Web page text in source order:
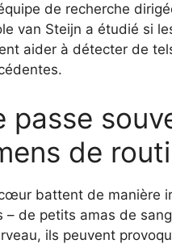
de recherche
van Steijn a étudié si
aider à détecter de
passe
de
battent de manière
de petits amas de
ils peuvent